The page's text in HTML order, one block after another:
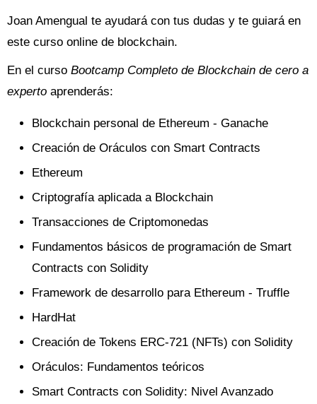
Joan Amengual te ayudará con tus dudas y te guiará en
este curso online de blockchain.
En el curso Bootcamp Completo de Blockchain de cero a
experto aprenderás:
Blockchain personal de Ethereum - Ganache
Creación de Oráculos con Smart Contracts
Ethereum
Criptografía aplicada a Blockchain
Transacciones de Criptomonedas
Fundamentos básicos de programación de Smart
Contracts con Solidity
Framework de desarrollo para Ethereum - Truffle
HardHat
Creación de Tokens ERC-721 (NFTs) con Solidity
Oráculos: Fundamentos teóricos
Smart Contracts con Solidity: Nivel Avanzado